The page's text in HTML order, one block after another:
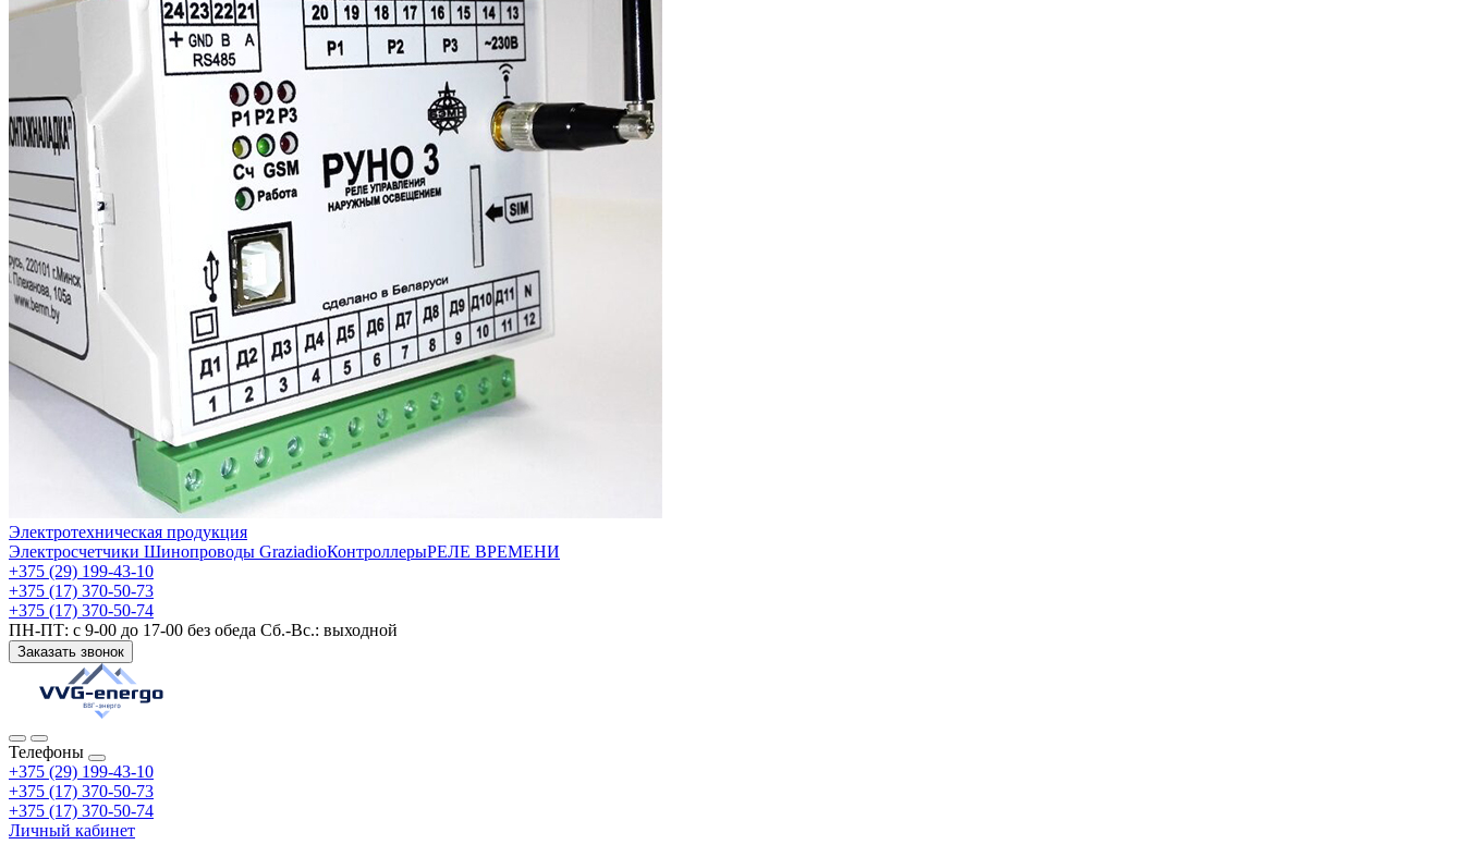
Электротехническая продукция
Электросчетчики Шинопроводы GraziadioКонтроллерыРЕЛЕ ВРЕМЕНИ
+375 (29) 199-43-10
+375 (17) 370-50-73
+375 (17) 370-50-74
ПН-ПТ: с 9-00 до 17-00 без обеда Сб.-Вс.: выходной
Заказать звонок
Телефоны
+375 (29) 199-43-10
+375 (17) 370-50-73
+375 (17) 370-50-74
Личный кабинет